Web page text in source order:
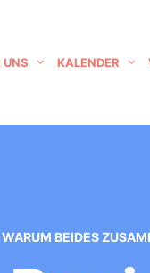
UNS KALENDER
BEIDES